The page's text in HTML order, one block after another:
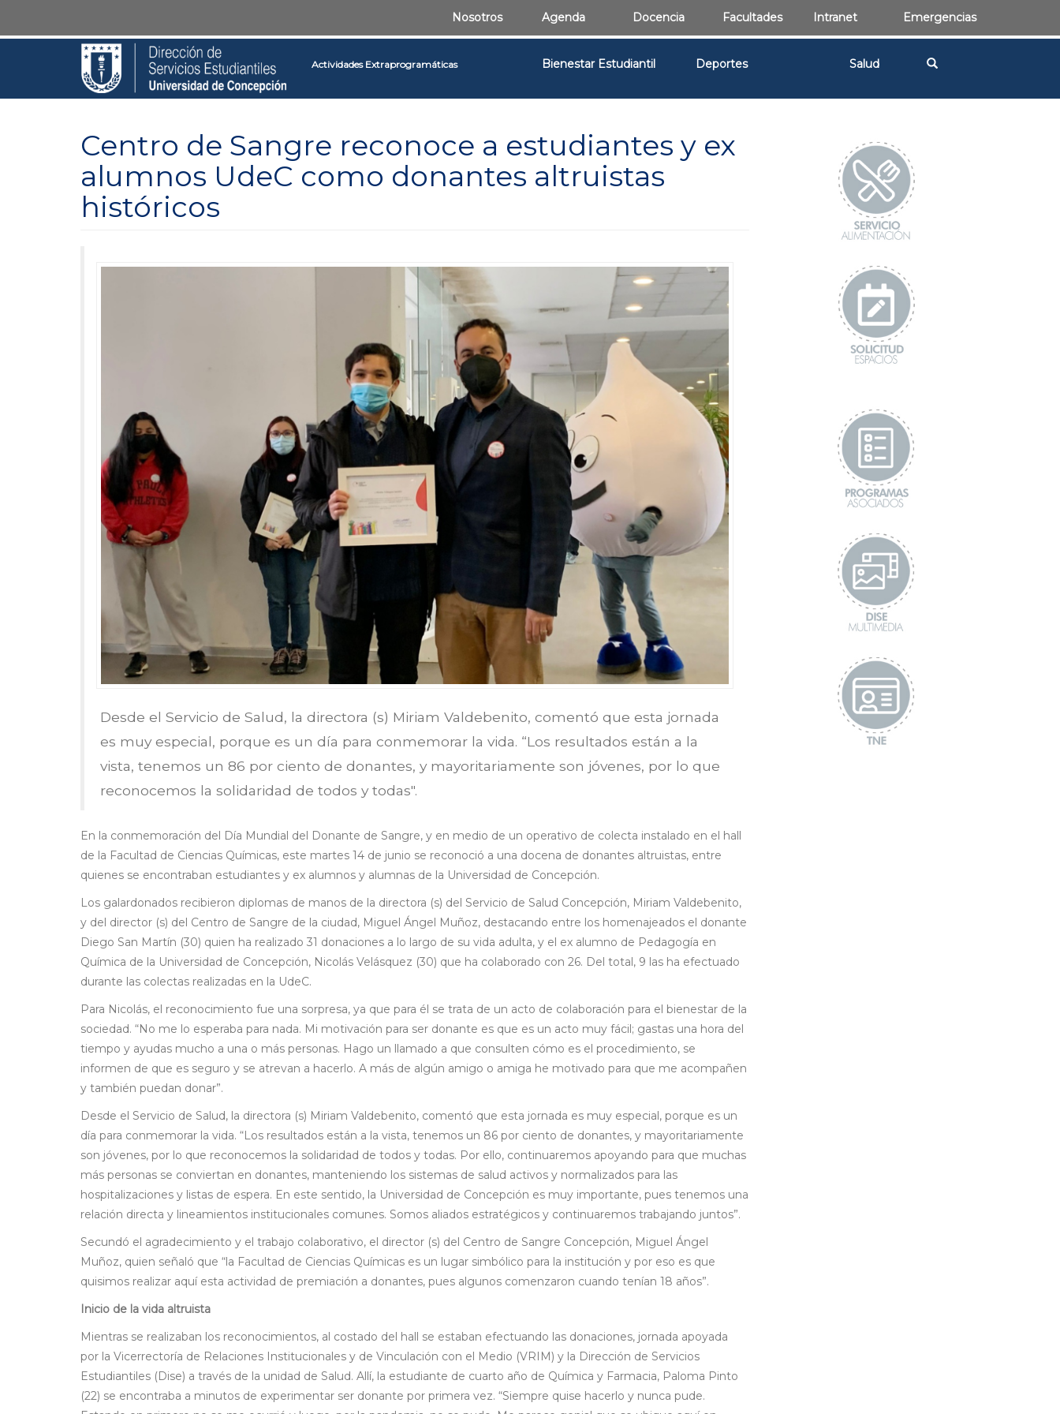
Nosotros Agenda Docencia Facultades Intranet Emergencias
Actividades Extraprogramáticas Bienestar Estudiantil Deportes Salud
Centro de Sangre reconoce a estudiantes y ex
alumnos UdeC como donantes altruistas
históricos
Desde el Servicio de Salud, la directora (s) Miriam Valdebenito, comentó que esta jornada
es muy especial, porque es un día para conmemorar la vida. “Los resultados están a la
vista, tenemos un 86 por ciento de donantes, y mayoritariamente son jóvenes, por lo que
reconocemos la solidaridad de todos y todas".
En la conmemoración del Día Mundial del Donante de Sangre, y en medio de un operativo de colecta instalado en el hall
de la Facultad de Ciencias Químicas, este martes 14 de junio se reconoció a una docena de donantes altruistas, entre
quienes se encontraban estudiantes y ex alumnos y alumnas de la Universidad de Concepción.
Los galardonados recibieron diplomas de manos de la directora (s) del Servicio de Salud Concepción, Miriam Valdebenito,
y del director (s) del Centro de Sangre de la ciudad, Miguel Ángel Muñoz, destacando entre los homenajeados el donante
Diego San Martín (30) quien ha realizado 31 donaciones a lo largo de su vida adulta, y el ex alumno de Pedagogía en
Química de la Universidad de Concepción, Nicolás Velásquez (30) que ha colaborado con 26. Del total, 9 las ha efectuado
durante las colectas realizadas en la UdeC.
Para Nicolás, el reconocimiento fue una sorpresa, ya que para él se trata de un acto de colaboración para el bienestar de la
sociedad. “No me lo esperaba para nada. Mi motivación para ser donante es que es un acto muy fácil; gastas una hora del
tiempo y ayudas mucho a una o más personas. Hago un llamado a que consulten cómo es el procedimiento, se
informen de que es seguro y se atrevan a hacerlo. A más de algún amigo o amiga he motivado para que me acompañen
y también puedan donar”.
Desde el Servicio de Salud, la directora (s) Miriam Valdebenito, comentó que esta jornada es muy especial, porque es un
día para conmemorar la vida. “Los resultados están a la vista, tenemos un 86 por ciento de donantes, y mayoritariamente
son jóvenes, por lo que reconocemos la solidaridad de todos y todas. Por ello, continuaremos apoyando para que muchas
más personas se conviertan en donantes, manteniendo los sistemas de salud activos y normalizados para las
hospitalizaciones y listas de espera. En este sentido, la Universidad de Concepción es muy importante, pues tenemos una
relación directa y lineamientos institucionales comunes. Somos aliados estratégicos y continuaremos trabajando juntos”.
Secundó el agradecimiento y el trabajo colaborativo, el director (s) del Centro de Sangre Concepción, Miguel Ángel
Muñoz, quien señaló que “la Facultad de Ciencias Químicas es un lugar simbólico para la institución y por eso es que
quisimos realizar aquí esta actividad de premiación a donantes, pues algunos comenzaron cuando tenían 18 años”.
Inicio de la vida altruista
Mientras se realizaban los reconocimientos, al costado del hall se estaban efectuando las donaciones, jornada apoyada
por la Vicerrectoría de Relaciones Institucionales y de Vinculación con el Medio (VRIM) y la Dirección de Servicios
Estudiantiles (Dise) a través de la unidad de Salud. Allí, la estudiante de cuarto año de Química y Farmacia, Paloma Pinto
(22) se encontraba a minutos de experimentar ser donante por primera vez. “Siempre quise hacerlo y nunca pude.